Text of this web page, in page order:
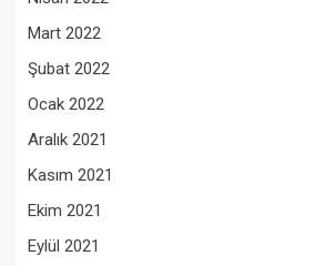
Mart 2022
Şubat 2022
Ocak 2022
Aralık 2021
Kasım 2021
Ekim 2021
Eylül 2021